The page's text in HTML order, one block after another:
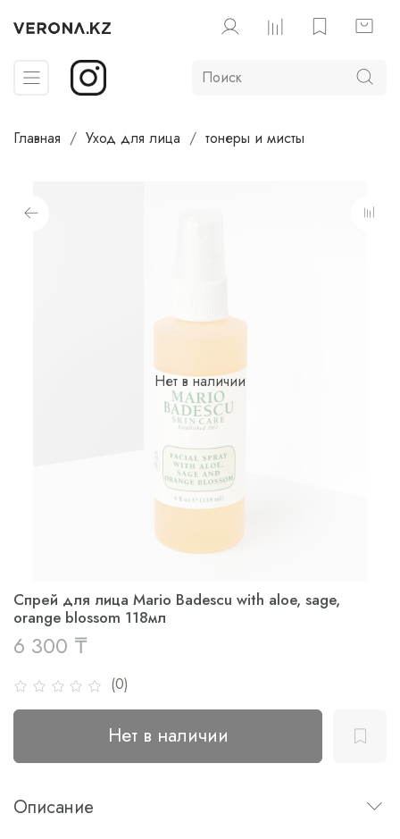
Главная Уход для лица тонеры и мисты
Нет в наличии
(0)
Спрей для лица Mario Badescu with aloe, sage,
orange blossom 118мл
6 300 ₸
Нет в наличии
Описание